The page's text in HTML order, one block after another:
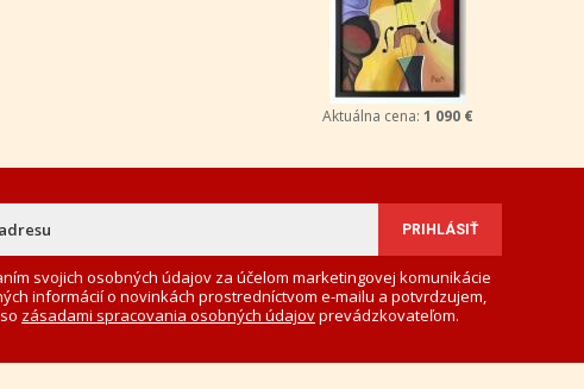
Aktuálna cena: 1 090 €
svojich osobných údajov za účelom marketingovej komunikácie
informácií o novinkách prostredníctvom e-mailu a potvrdzujem,
zásadami spracovania osobných údajovprevádzkovateľom.